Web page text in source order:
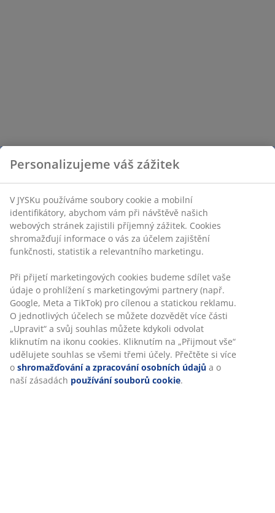
Personalizujeme váš zážitek
V JYSKu používáme soubory cookie a mobilní
identifikátory, abychom vám při návštěvě našich
webových stránek zajistili příjemný zážitek. Cookies
shromažďují informace o vás za účelem zajištění
funkčnosti, statistik a relevantního marketingu.
Při přijetí marketingových cookies budeme sdílet vaše
údaje o prohlížení s marketingovými partnery (např.
Google, Meta a TikTok) pro cílenou a statickou reklamu.
O jednotlivých účelech se můžete dozvědět více části
„Upravit“ a svůj souhlas můžete kdykoli odvolat
kliknutím na ikonu cookies. Kliknutím na „Přijmout vše“
udělujete souhlas se všemi třemi účely. Přečtěte si více
o shromažďování a zpracování osobních údajů a o
naší zásadách používání souborů cookie.